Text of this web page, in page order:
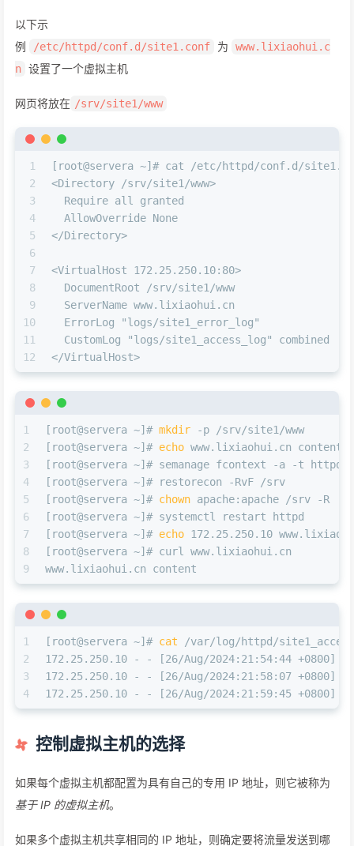
以下示
例
/etc/httpd/conf.d/site1.conf 为
www.lixiaohui.c
n 设置了一个虚拟主机
网页将放在 /srv/site1/www
1
2
3
4
5
6
7
8
9
10
11
12
[root@servera ~]# cat /etc/httpd/conf.d/
<Directory /srv/site1/www>
  Require all granted
  AllowOverride None
</Directory>
<VirtualHost 172.25.250.10:80>
  DocumentRoot /srv/site1/www
  ServerName www.lixiaohui.cn
  ErrorLog "logs/site1_error_log"
  CustomLog "logs/site1_access_log" combined
</VirtualHost>
1
2
3
4
5
6
7
8
9
[root@servera ~]# mkdir -p /srv/site1/www
[root@servera ~]# echo www.lixiaohui.cn content
[root@servera ~]# semanage fcontext -a -t
[root@servera ~]# restorecon -RvF /srv
[root@servera ~]# chown apache:apache /srv -R
[root@servera ~]# systemctl restart httpd
[root@servera ~]# echo 172.25.250.10
[root@servera ~]# curl www.lixiaohui.cn
www.lixiaohui.cn content
1
2
3
4
[root@servera ~]# cat /var/log/httpd/
172.25.250.10 - - [26/Aug/2024:21:54:44 +0800]
172.25.250.10 - - [26/Aug/2024:21:58:07 +0800]
172.25.250.10 - - [26/Aug/2024:21:59:45 +0800]
控制虚拟主机的选择
如果每个虚拟主机都配置为具有自己的专用 IP 地址，则它被称为
基于 IP 的虚拟主机。
如果多个虚拟主机共享相同的 IP 地址，则确定要将流量发送到哪